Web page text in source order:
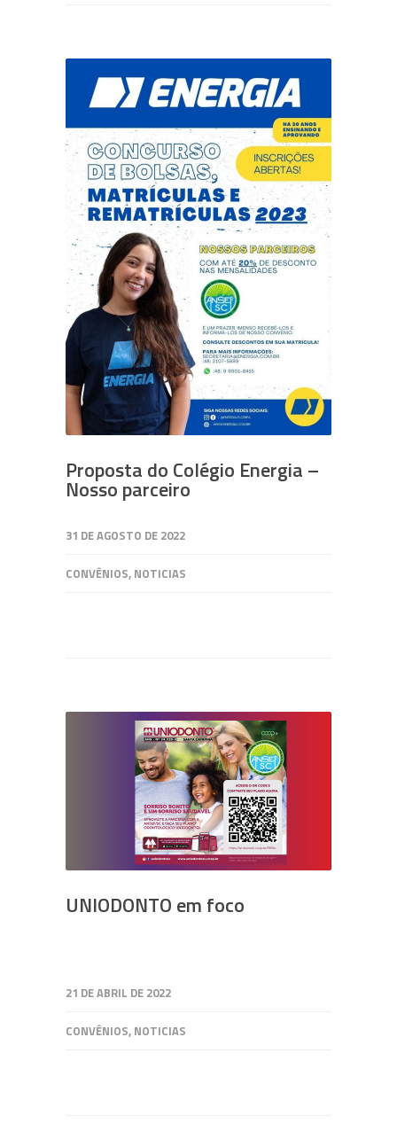
Proposta do Colégio Energia –
Nosso parceiro
31 DE AGOSTO DE 2022
CONVÊNIOS, NOTICIAS
UNIODONTO em foco
21 DE ABRIL DE 2022
CONVÊNIOS, NOTICIAS